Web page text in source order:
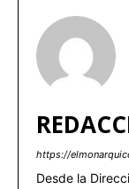
https://
Desde la